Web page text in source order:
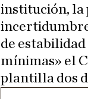
institución, la
de
mínimas» el
plantilla dos